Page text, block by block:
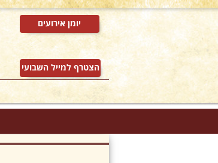
יומן אירועים
הצטרף למייל השבועי